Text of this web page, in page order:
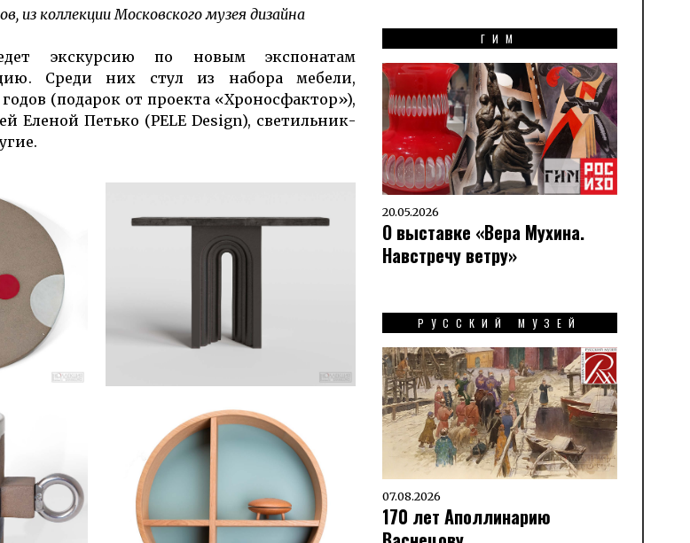
из коллекции Московского музея дизайна
экскурсию по новым экспонатам
Среди них стул из набора мебели,
(подарок от проекта «Хроносфактор»),
Еленой Петько (PELE Design), светильник-
ГИМ
20.05.2026
О выставке «Вера Мухина.
Навстречу ветру»
РУССКИЙ МУЗЕЙ
07.08.2026
170 лет Аполлинарию